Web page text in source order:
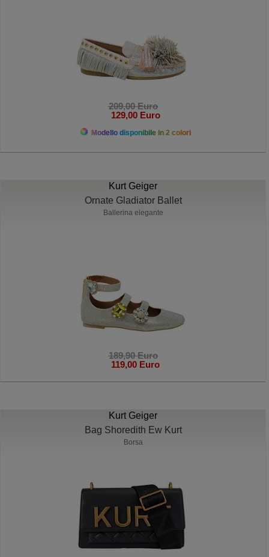
209,00 Euro
129,00 Euro
Modello disponibile in 2 colori
Kurt Geiger
Ornate Gladiator Ballet
Ballerina elegante
189,90 Euro
119,00 Euro
Kurt Geiger
Bag Shoredith Ew Kurt
Borsa